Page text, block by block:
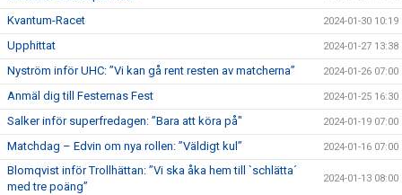
Kvantum-Racet 2024-01-30 10:19
Upphittat 2024-01-27 13:38
Nyström inför UHC: ”Vi kan gå rent resten av matcherna” 2024-01-26 07:00
Anmäl dig till Festernas Fest 2024-01-25 16:30
Salker inför superfredagen: ”Bara att köra på" 2024-01-19 07:00
Matchdag – Edvin om nya rollen: ”Väldigt kul” 2024-01-16 07:00
Blomqvist inför Trollhättan: ”Vi ska åka hem till `schlätta´
med tre poäng”
2024-01-13 08:00